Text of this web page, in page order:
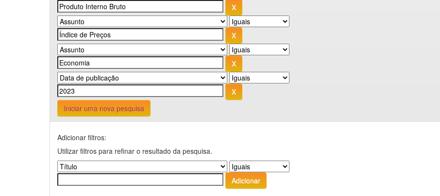
Iniciar uma nova pesquisa
Adicionar filtros:
Utilizar filtros para refinar o resultado da pesquisa.